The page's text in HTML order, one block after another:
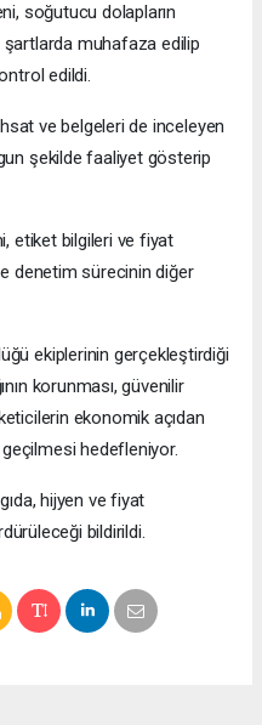
soğutucu dolapların
şartlarda muhafaza edilip
edildi.
ve belgeleri de inceleyen
şekilde faaliyet gösterip
etiket bilgileri ve fiyat
denetim sürecinin diğer
ekiplerinin gerçekleştirdiği
korunması, güvenilir
ekonomik açıdan
hedefleniyor.
hijyen ve fiyat
bildirildi.